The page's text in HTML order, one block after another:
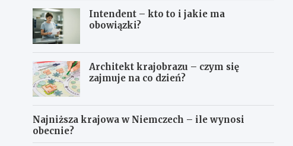
Intendent – kto to i jakie ma
obowiązki?
Architekt krajobrazu – czym się
zajmuje na co dzień?
Najniższa krajowa w Niemczech – ile wynosi
obecnie?